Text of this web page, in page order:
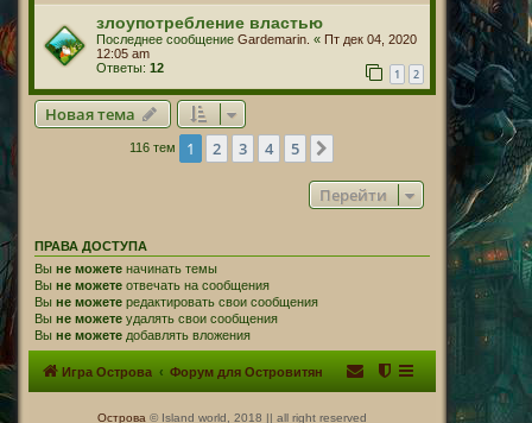
злоупотребление властью
Последнее сообщение Gardemarin. « Пт дек 04, 2020
12:05 am
Ответы: 12 1 2
Новая тема
116 тем 1 2 3 4 5
Перейти
ПРАВА ДОСТУПА
Вы не можете начинать темы
Вы не можете отвечать на сообщения
Вы не можете редактировать свои сообщения
Вы не можете удалять свои сообщения
Вы не можете добавлять вложения
Игра Острова Форум для Островитян
Острова © Island world, 2018 || all right reserved